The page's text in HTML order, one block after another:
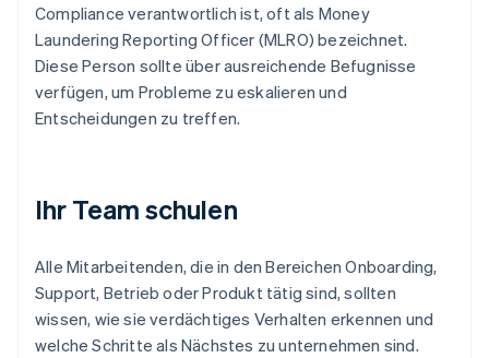
Compliance verantwortlich ist, oft als Money
Laundering Reporting Officer (MLRO) bezeichnet.
Diese Person sollte über ausreichende Befugnisse
verfügen, um Probleme zu eskalieren und
Entscheidungen zu treffen.
Ihr Team schulen
Alle Mitarbeitenden, die in den Bereichen Onboarding,
Support, Betrieb oder Produkt tätig sind, sollten
wissen, wie sie verdächtiges Verhalten erkennen und
welche Schritte als Nächstes zu unternehmen sind.